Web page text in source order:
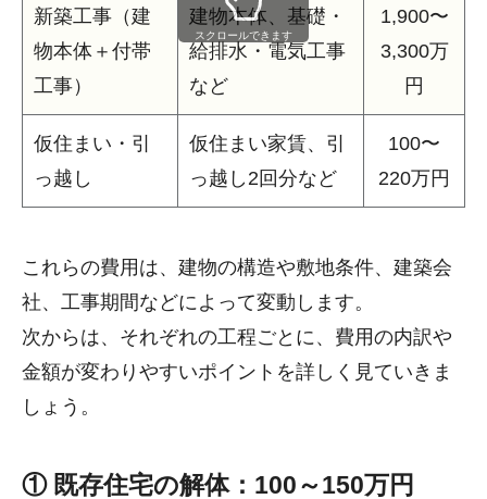
新築工事（建
物本体＋付帯
工事）
建物本体、基礎・
給排水・電気工事
など
1,900〜
3,300万
円
仮住まい・引
っ越し
仮住まい家賃、引
っ越し2回分など
100〜
220万円
スクロールできます
これらの費用は、建物の構造や敷地条件、建築会
社、工事期間などによって変動します。
次からは、それぞれの工程ごとに、費用の内訳や
金額が変わりやすいポイントを詳しく見ていきま
しょう。
① 既存住宅の解体：100～150万円